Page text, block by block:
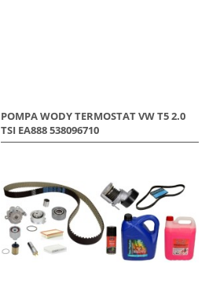
POMPA WODY TERMOSTAT VW T5 2.0
TSI EA888 538096710